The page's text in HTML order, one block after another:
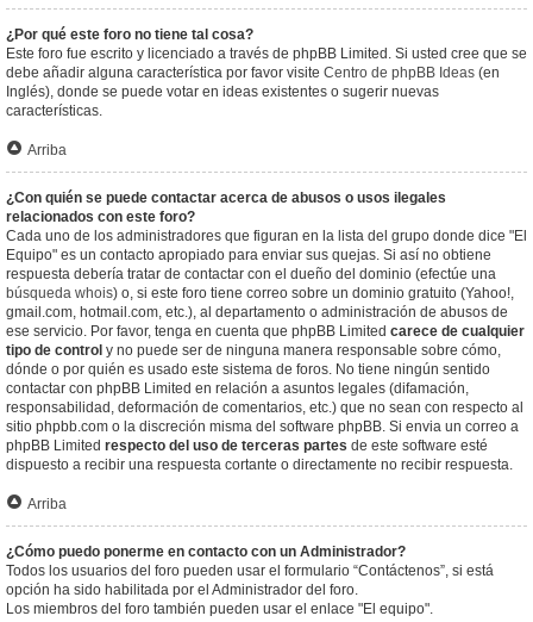
¿Por qué este foro no tiene tal cosa?
Este foro fue escrito y licenciado a través de phpBB Limited. Si usted cree que se
debe añadir alguna característica por favor visite Centro de phpBB Ideas (en
Inglés), donde se puede votar en ideas existentes o sugerir nuevas
características.
Arriba
¿Con quién se puede contactar acerca de abusos o usos ilegales
relacionados con este foro?
Cada uno de los administradores que figuran en la lista del grupo donde dice "El
Equipo" es un contacto apropiado para enviar sus quejas. Si así no obtiene
respuesta debería tratar de contactar con el dueño del dominio (efectúe una
búsqueda whois) o, si este foro tiene correo sobre un dominio gratuito (Yahoo!,
gmail.com, hotmail.com, etc.), al departamento o administración de abusos de
ese servicio. Por favor, tenga en cuenta que phpBB Limited carece de cualquier
tipo de control y no puede ser de ninguna manera responsable sobre cómo,
dónde o por quién es usado este sistema de foros. No tiene ningún sentido
contactar con phpBB Limited en relación a asuntos legales (difamación,
responsabilidad, deformación de comentarios, etc.) que no sean con respecto al
sitio phpbb.com o la discreción misma del software phpBB. Si envia un correo a
phpBB Limited respecto del uso de terceras partes de este software esté
dispuesto a recibir una respuesta cortante o directamente no recibir respuesta.
Arriba
¿Cómo puedo ponerme en contacto con un Administrador?
Todos los usuarios del foro pueden usar el formulario “Contáctenos”, si está
opción ha sido habilitada por el Administrador del foro.
Los miembros del foro también pueden usar el enlace "El equipo".